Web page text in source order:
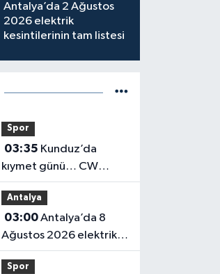
Antalya’da 2 Ağustos
2026 elektrik
kesintilerinin tam listesi
Spor
03:35
kıymet günü… CW
Enerji Yağlı Güreş
Ligi’nin 6. Etabı öncesi
nefesler tutuldu
Antalya
03:00Antalya’da 8
Ağustos 2026 elektrik
kesintilerinin tam listesi
Spor